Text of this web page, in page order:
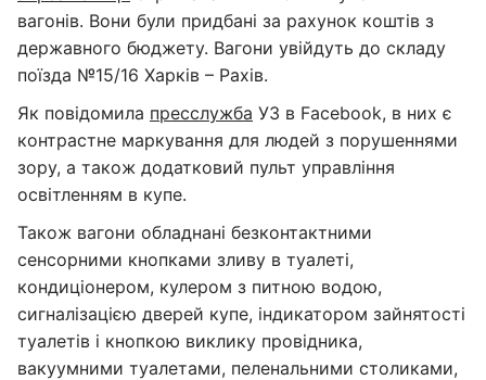
вагонів. Вони були придбані за рахунок коштів з
державного бюджету. Вагони увійдуть до складу
поїзда №15/16 Харків – Рахів.
Як повідомила пресслужба УЗ в Facebook, в них є
контрастне маркування для людей з порушеннями
зору, а також додатковий пульт управління
освітленням в купе.
Також вагони обладнані безконтактними
сенсорними кнопками зливу в туалеті,
кондиціонером, кулером з питною водою,
сигналізацією дверей купе, індикатором зайнятості
туалетів і кнопкою виклику провідника,
вакуумними туалетами, пеленальними столиками,